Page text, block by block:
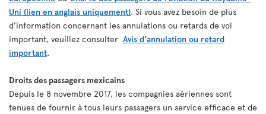
Uni (lien en anglais uniquement). Si vous avez besoin de plus
d’information concernant les annulations ou retards de vol
important, veuillez consulter Avis d’annulation ou retard
important.
Droits des passagers mexicains
Depuis le 8 novembre 2017, les compagnies aériennes sont
tenues de fournir à tous leurs passagers un service efficace et de